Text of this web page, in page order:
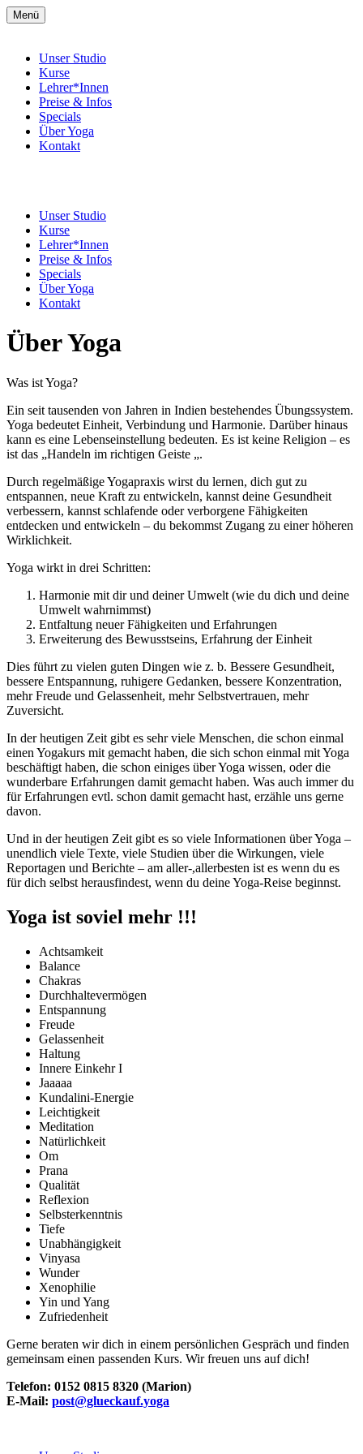
Menü
Unser Studio
Kurse
Lehrer*Innen
Preise & Infos
Specials
Über Yoga
Kontakt
Unser Studio
Kurse
Lehrer*Innen
Preise & Infos
Specials
Über Yoga
Kontakt
Über Yoga
Was ist Yoga?
Ein seit tausenden von Jahren in Indien bestehendes Übungssystem.
Yoga bedeutet Einheit, Verbindung und Harmonie. Darüber hinaus
kann es eine Lebenseinstellung bedeuten. Es ist keine Religion – es
ist das „Handeln im richtigen Geiste „.
Durch regelmäßige Yogapraxis wirst du lernen, dich gut zu
entspannen, neue Kraft zu entwickeln, kannst deine Gesundheit
verbessern, kannst schlafende oder verborgene Fähigkeiten
entdecken und entwickeln – du bekommst Zugang zu einer höheren
Wirklichkeit.
Yoga wirkt in drei Schritten:
Harmonie mit dir und deiner Umwelt (wie du dich und deine
Umwelt wahrnimmst)
Entfaltung neuer Fähigkeiten und Erfahrungen
Erweiterung des Bewusstseins, Erfahrung der Einheit
Dies führt zu vielen guten Dingen wie z. b. Bessere Gesundheit,
bessere Entspannung, ruhigere Gedanken, bessere Konzentration,
mehr Freude und Gelassenheit, mehr Selbstvertrauen, mehr
Zuversicht.
In der heutigen Zeit gibt es sehr viele Menschen, die schon einmal
einen Yogakurs mit gemacht haben, die sich schon einmal mit Yoga
beschäftigt haben, die schon einiges über Yoga wissen, oder die
wunderbare Erfahrungen damit gemacht haben. Was auch immer du
für Erfahrungen evtl. schon damit gemacht hast, erzähle uns gerne
davon.
Und in der heutigen Zeit gibt es so viele Informationen über Yoga –
unendlich viele Texte, viele Studien über die Wirkungen, viele
Reportagen und Berichte – am aller-,allerbesten ist es wenn du es
für dich selbst herausfindest, wenn du deine Yoga-Reise beginnst.
Yoga ist soviel mehr !!!
Achtsamkeit
Balance
Chakras
Durchhaltevermögen
Entspannung
Freude
Gelassenheit
Haltung
Innere Einkehr I
Jaaaaa
Kundalini-Energie
Leichtigkeit
Meditation
Natürlichkeit
Om
Prana
Qualität
Reflexion
Selbsterkenntnis
Tiefe
Unabhängigkeit
Vinyasa
Wunder
Xenophilie
Yin und Yang
Zufriedenheit
Gerne beraten wir dich in einem persönlichen Gespräch und finden
gemeinsam einen passenden Kurs. Wir freuen uns auf dich!
Telefon: 0152 0815 8320 (Marion)
E-Mail: post@glueckauf.yoga